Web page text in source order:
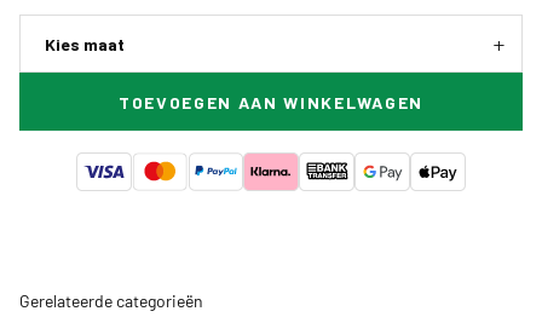
Kies maat
TOEVOEGEN AAN WINKELWAGEN
Gerelateerde categorieën